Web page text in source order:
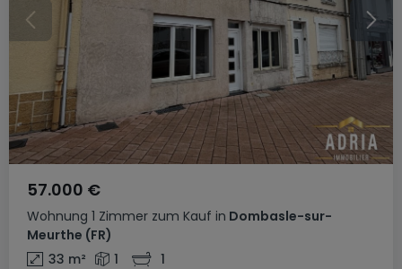
Wohnung 1 Zimmer zum Kauf in Dombasle-sur-
Meurthe (FR)
57.000 €
33 m² 1 1